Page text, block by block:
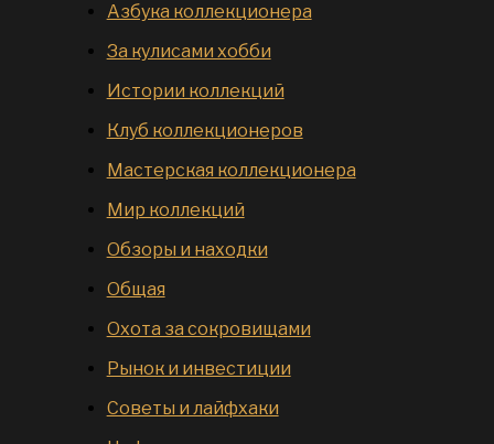
Азбука коллекционера
За кулисами хобби
Истории коллекций
Клуб коллекционеров
Мастерская коллекционера
Мир коллекций
Обзоры и находки
Общая
Охота за сокровищами
Рынок и инвестиции
Советы и лайфхаки